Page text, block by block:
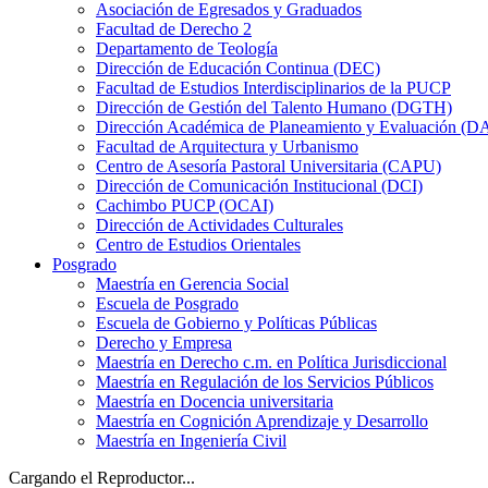
Asociación de Egresados y Graduados
Facultad de Derecho 2
Departamento de Teología
Dirección de Educación Continua (DEC)
Facultad de Estudios Interdisciplinarios de la PUCP
Dirección de Gestión del Talento Humano (DGTH)
Dirección Académica de Planeamiento y Evaluación
Facultad de Arquitectura y Urbanismo
Centro de Asesoría Pastoral Universitaria (CAPU)
Dirección de Comunicación Institucional (DCI)
Cachimbo PUCP (OCAI)
Dirección de Actividades Culturales
Centro de Estudios Orientales
Posgrado
Maestría en Gerencia Social
Escuela de Posgrado
Escuela de Gobierno y Políticas Públicas
Derecho y Empresa
Maestría en Derecho c.m. en Política Jurisdiccional
Maestría en Regulación de los Servicios Públicos
Maestría en Docencia universitaria
Maestría en Cognición Aprendizaje y Desarrollo
Maestría en Ingeniería Civil
Cargando el Reproductor...